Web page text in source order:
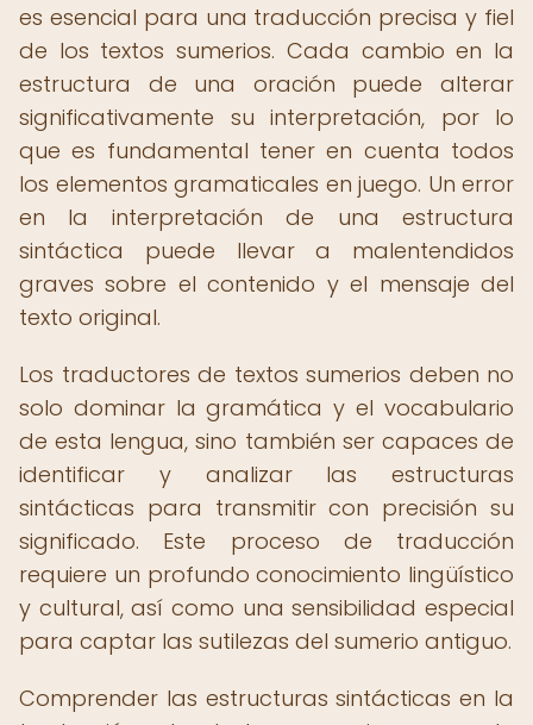
es esencial para una traducción precisa y fiel
de los textos sumerios. Cada cambio en la
estructura de una oración puede alterar
significativamente su interpretación, por lo
que es fundamental tener en cuenta todos
los elementos gramaticales en juego. Un error
en la interpretación de una estructura
sintáctica puede llevar a malentendidos
graves sobre el contenido y el mensaje del
texto original.
Los traductores de textos sumerios deben no
solo dominar la gramática y el vocabulario
de esta lengua, sino también ser capaces de
identificar y analizar las estructuras
sintácticas para transmitir con precisión su
significado. Este proceso de traducción
requiere un profundo conocimiento lingüístico
y cultural, así como una sensibilidad especial
para captar las sutilezas del sumerio antiguo.
Comprender las estructuras sintácticas en la